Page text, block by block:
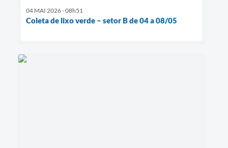
04 MAI 2026 - 08h51
Coleta de lixo verde – setor B de 04 a 08/05